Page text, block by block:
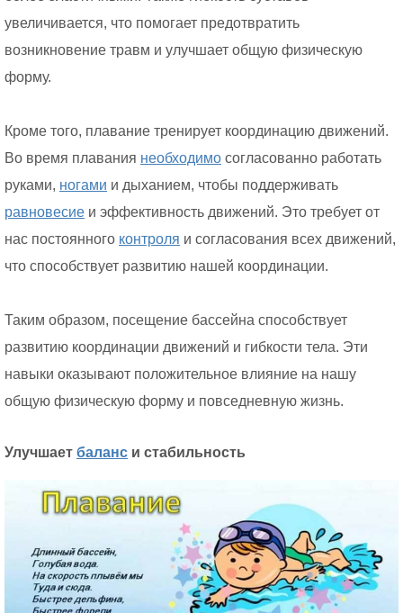
увеличивается, что помогает предотвратить
возникновение травм и улучшает общую физическую
форму.
Кроме того, плавание тренирует координацию движений.
Во время плавания необходимо согласованно работать
руками, ногами и дыханием, чтобы поддерживать
равновесие и эффективность движений. Это требует от
нас постоянного контроля и согласования всех движений,
что способствует развитию нашей координации.
Таким образом, посещение бассейна способствует
развитию координации движений и гибкости тела. Эти
навыки оказывают положительное влияние на нашу
общую физическую форму и повседневную жизнь.
Улучшает баланс и стабильность